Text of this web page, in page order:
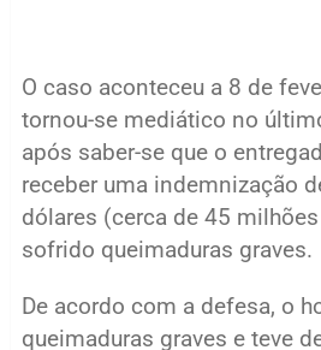
O caso aconteceu a 8 de
tornou-se mediático no
após saber-se que o
receber uma indemnização
dólares (cerca de 45
sofrido queimaduras graves.
De acordo com a defesa, o
queimaduras graves e teve